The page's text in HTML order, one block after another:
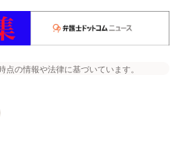
点の情報や法律に基づいています。